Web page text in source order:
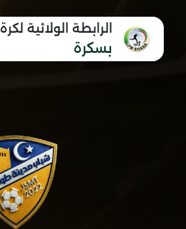
الرابطة الولائية
بسكرة